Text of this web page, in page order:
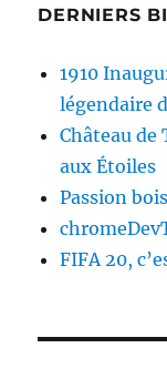
DERNIERS
1910
légendaire
Château de
aux Étoiles
Passion bois
FIFA 20,